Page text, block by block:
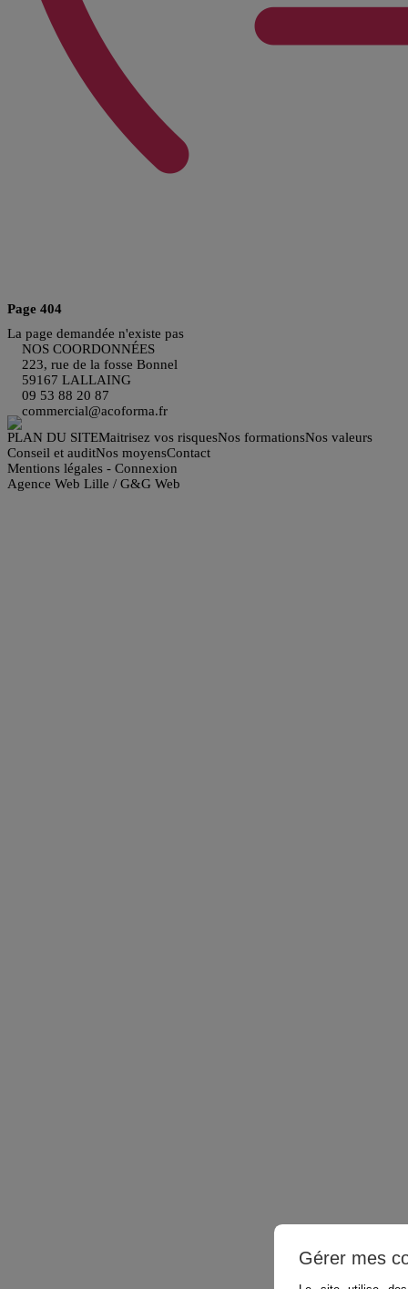
Page 404
La page demandée n'existe pas
NOS COORDONNÉES
223, rue de la fosse Bonnel
59167 LALLAING
09 53 88 20 87
commercial@acoforma.fr
PLAN DU SITEMaitrisez vos risquesNos formationsNos valeurs
Conseil et auditNos moyensContact
Mentions légales - Connexion
Agence Web Lille / G&G Web
Gérer mes